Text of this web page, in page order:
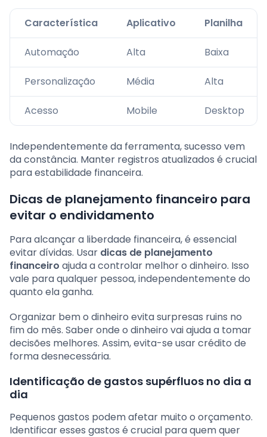
Característica Aplicativo Planilha
Automação Alta Baixa
Personalização Média Alta
Acesso Mobile Desktop
Independentemente da ferramenta, sucesso vem
da constância. Manter registros atualizados é crucial
para estabilidade financeira.
Dicas de planejamento financeiro para
evitar o endividamento
Para alcançar a liberdade financeira, é essencial
evitar dívidas. Usar dicas de planejamento
financeiro ajuda a controlar melhor o dinheiro. Isso
vale para qualquer pessoa, independentemente do
quanto ela ganha.
Organizar bem o dinheiro evita surpresas ruins no
fim do mês. Saber onde o dinheiro vai ajuda a tomar
decisões melhores. Assim, evita-se usar crédito de
forma desnecessária.
Identificação de gastos supérfluos no dia a
dia
Pequenos gastos podem afetar muito o orçamento.
Identificar esses gastos é crucial para quem quer